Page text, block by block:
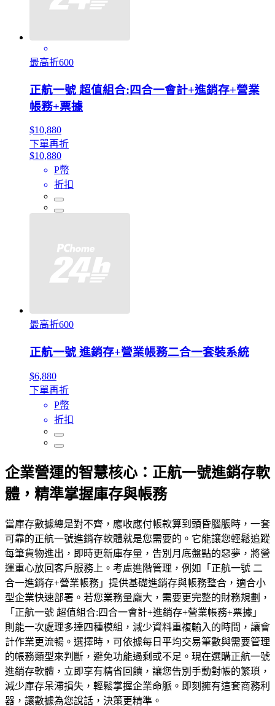
最高折600
正航一號 超值組合:四合一會計+進銷存+營業
帳務+票據
$10,880
下單再折
$10,880
P幣
折扣
最高折600
正航一號 進銷存+營業帳務二合一套裝系統
$6,880
下單再折
P幣
折扣
企業營運的智慧核心：正航一號進銷存軟
體，精準掌握庫存與帳務
當庫存數據總是對不齊，應收應付帳款算到頭昏腦脹時，一套
可靠的正航一號進銷存軟體就是您需要的。它能讓您輕鬆追蹤
每筆貨物進出，即時更新庫存量，告別月底盤點的惡夢，將營
運重心放回客戶服務上。考慮進階管理，例如「正航一號 二
合一進銷存+營業帳務」提供基礎進銷存與帳務整合，適合小
型企業快速部署。若您業務量龐大，需要更完整的財務規劃，
「正航一號 超值組合:四合一會計+進銷存+營業帳務+票據」
則能一次處理多達四種模組，減少資料重複輸入的時間，讓會
計作業更流暢。選擇時，可依據每日平均交易筆數與需要管理
的帳務類型來判斷，避免功能過剩或不足。現在選購正航一號
進銷存軟體，立即享有精省回饋，讓您告別手動對帳的繁瑣，
減少庫存呆滯損失，輕鬆掌握企業命脈。即刻擁有這套商務利
器，讓數據為您說話，決策更精準。